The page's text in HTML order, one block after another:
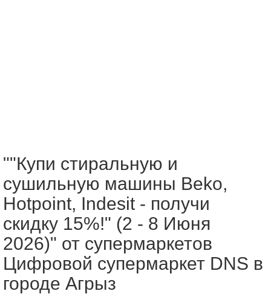
""Купи стиральную и
сушильную машины Beko,
Hotpoint, Indesit - получи
скидку 15%!" (2 - 8 Июня
2026)" от супермаркетов
Цифровой супермаркет DNS в
городе Агрыз